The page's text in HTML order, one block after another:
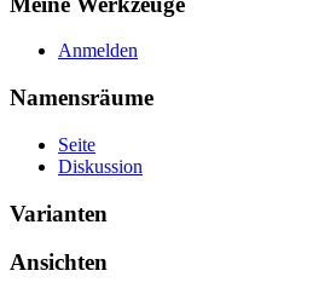
Anmelden
Namensräume
Seite
Diskussion
Varianten
Ansichten